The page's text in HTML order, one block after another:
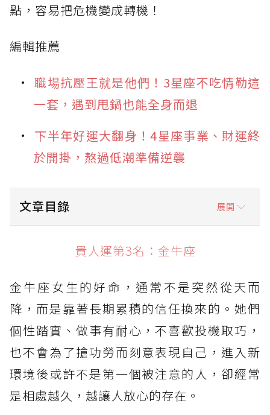
點，容易把危機變成轉機！
編輯推薦
職場抗壓王就是他們！3星座不吃情勒這
一套，遇到甩鍋也能全身而退
下半年好運大翻身！4星座事業、財運終
於開掛，熬過低潮準備逆襲
文章目錄 展開
貴人運第1名：天秤座
貴人運第3名：金牛座
金牛座女生的好命，通常不是突然從天而
降，而是靠著長期累積的信任換來的。她們
個性踏實、做事有耐心，不喜歡投機取巧，
也不會為了搶功勞而刻意表現自己，進入新
環境後或許不是第一個被注意的人，卻經常
是相處越久，越讓人放心的存在。